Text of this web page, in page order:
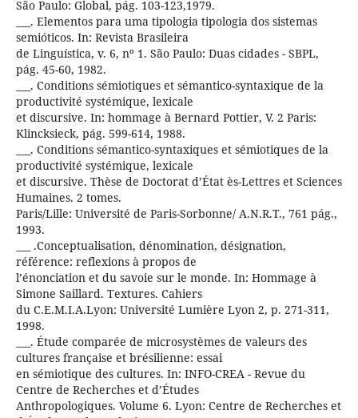
São Paulo: Global, pág. 103-123,1979.
___. Elementos para uma tipologia tipologia dos sistemas
semióticos. In: Revista Brasileira
de Linguística, v. 6, nº 1. São Paulo: Duas cidades - SBPL,
pág. 45-60, 1982.
___. Conditions sémiotiques et sémantico-syntaxique de la
productivité systémique, lexicale
et discursive. In: hommage à Bernard Pottier, V. 2 Paris:
Klincksieck, pág. 599-614, 1988.
___. Conditions sémantico-syntaxiques et sémiotiques de la
productivité systémique, lexicale
et discursive. Thèse de Doctorat d’État ès-Lettres et Sciences
Humaines. 2 tomes.
Paris/Lille: Université de Paris-Sorbonne/ A.N.R.T., 761 pág.,
1993.
___ .Conceptualisation, dénomination, désignation,
référence: reflexions à propos de
l’énonciation et du savoie sur le monde. In: Hommage à
Simone Saillard. Textures. Cahiers
du C.E.M.I.A.Lyon: Université Lumière Lyon 2, p. 271-311,
1998.
___. Étude comparée de microsystèmes de valeurs des
cultures française et brésilienne: essai
en sémiotique des cultures. In: INFO-CREA - Revue du
Centre de Recherches et d’Études
Anthropologiques. Volume 6. Lyon: Centre de Recherches et